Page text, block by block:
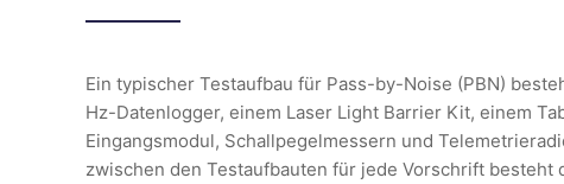
Ein typischer Testaufbau für Pass-by-Noise (PBN)
Hz-Datenlogger, einem Laser Light Barrier Kit, einem
Eingangsmodul, Schallpegelmessern und
zwischen den Testaufbauten für jede Vorschrift besteht